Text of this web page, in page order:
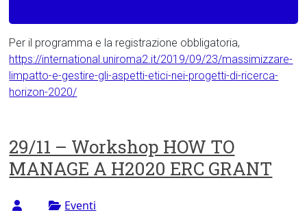
Per il programma e la registrazione obbligatoria,
https://international.uniroma2.it/2019/09/23/massimizzare-
limpatto-e-gestire-gli-aspetti-etici-nei-progetti-di-ricerca-
horizon-2020/
29/11 – Workshop HOW TO
MANAGE A H2020 ERC GRANT
Eventi